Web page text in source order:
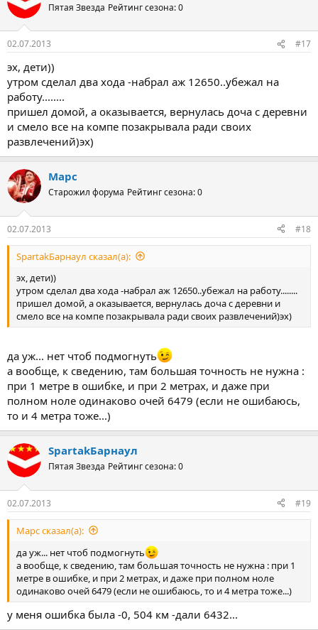
Победитель получает +5 репутации, призеры +2
Дедлайн - полночь на 1 августа 2013 года.
Удачи! Конюхов вам в помощь!
Текущее положение
1. Anykey - 28085
...
Пятая Звезда Рейтинг сезона: 0
02.07.2013 #17
эх, дети))
утром сделал два хода -набрал аж 12650..убежал на
работу........
пришел домой, а оказывается, вернулась доча с деревни
и смело все на компе позакрывала ради своих
развлечений)эх)
Марс
Старожил форума Рейтинг сезона: 0
02.07.2013 #18
SpartakБарнаул сказал(а):
эх, дети))
утром сделал два хода -набрал аж 12650..убежал на работу........
пришел домой, а оказывается, вернулась доча с деревни и
смело все на компе позакрывала ради своих развлечений)эх)
да уж... нет чтоб подмогнуть
а вообще, к сведению, там большая точность не нужна :
при 1 метре в ошибке, и при 2 метрах, и даже при
полном ноле одинаково очей 6479 (если не ошибаюсь,
то и 4 метра тоже...)
SpartakБарнаул
Пятая Звезда Рейтинг сезона: 0
02.07.2013 #19
Марс сказал(а):
да уж... нет чтоб подмогнуть
а вообще, к сведению, там большая точность не нужна : при 1
метре в ошибке, и при 2 метрах, и даже при полном ноле
одинаково очей 6479 (если не ошибаюсь, то и 4 метра тоже...)
у меня ошибка была -0, 504 км -дали 6432...